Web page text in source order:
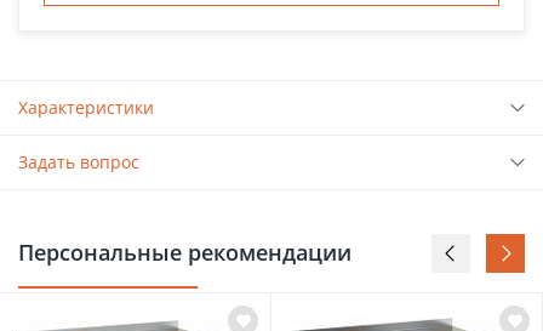
Характеристики
Задать вопрос
Персональные рекомендации